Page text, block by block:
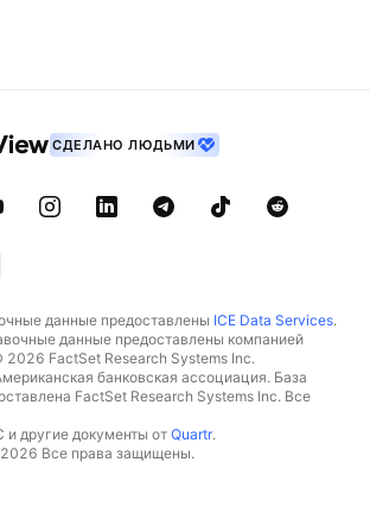
СДЕЛАНО ЛЮДЬМИ
данные предоставлены ICE Data Services.
данные предоставлены компанией
FactSet Research Systems Inc.
банковская ассоциация. База
FactSet Research Systems Inc. Все
и другие документы от Quartr.
Все права защищены.